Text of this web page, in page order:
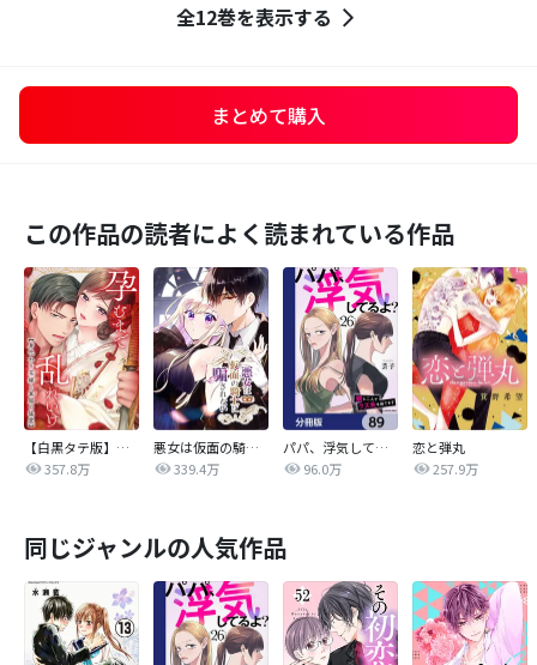
全12巻を表示する
まとめて購入
この作品の読者によく読まれている作品
【白黒タテ版】孕むまで乱れいけ～身代わり花嫁と軍服の猛愛
357.8万
悪女は仮面の騎士に騙されない
339.4万
パパ、浮気してるよ？娘と二人でクズ夫を捨てます【分冊版】
96.0万
恋と弾丸
257.9万
同じジャンルの人気作品